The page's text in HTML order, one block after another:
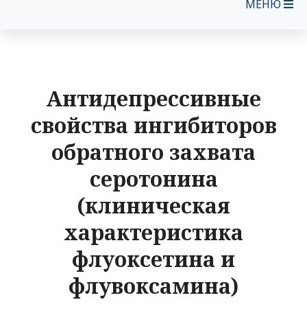
МЕНЮ
Антидепрессивные
свойства ингибиторов
обратного захвата
серотонина
(клиническая
характеристика
флуоксетина и
флувоксамина)